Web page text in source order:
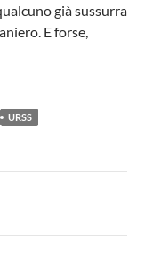
già sussurra
E forse,
URSS